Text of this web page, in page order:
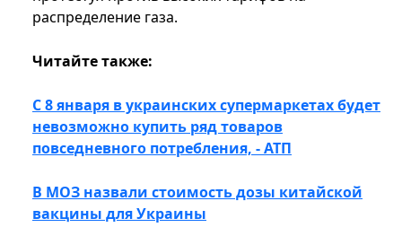
распределение газа.
Читайте также:
С 8 января в украинских супермаркетах будет
невозможно купить ряд товаров
повседневного потребления, - АТП
В МОЗ назвали стоимость дозы китайской
вакцины для Украины